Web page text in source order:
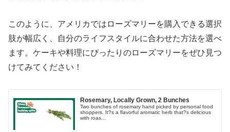
このように、アメリカではローズマリーを購入できる選択
肢が幅広く、自分のライフスタイルに合わせた方法を選べ
ます。ケーキや料理にぴったりのローズマリーをぜひ見つ
けてみてください！
Rosemary, Locally Grown, 2 Bunches
Two bunches of rosemary hand picked by personal food
shoppers. It?s a flavorful aromatic herb that?s delicious
with roas...